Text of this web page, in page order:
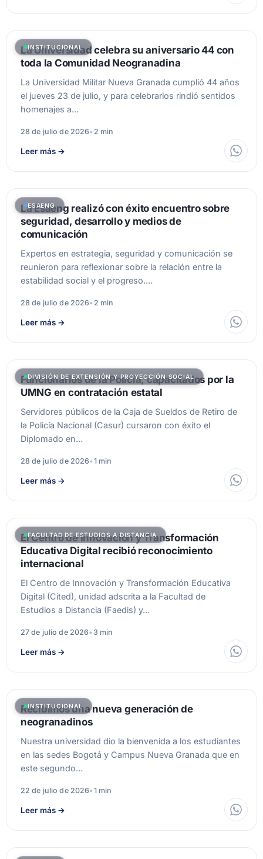
INSTITUCIONAL
La Universidad celebra su aniversario 44 con
toda la Comunidad Neogranadina
La Universidad Militar Nueva Granada cumplió 44 años
el jueves 23 de julio, y para celebrarlos rindió sentidos
homenajes a…
28 de julio de 2026• 2 min
Leer más →
ESAENG
La Esaeng realizó con éxito encuentro sobre
seguridad, desarrollo y medios de
comunicación
Expertos en estrategia, seguridad y comunicación se
reunieron para reflexionar sobre la relación entre la
estabilidad social y el progreso.…
28 de julio de 2026• 2 min
Leer más →
DIVISIÓN DE EXTENSIÓN Y PROYECCIÓN SOCIAL
Funcionarios de la Policía, capacitados por la
UMNG en contratación estatal
Servidores públicos de la Caja de Sueldos de Retiro de
la Policía Nacional (Casur) cursaron con éxito el
Diplomado en…
28 de julio de 2026• 1 min
Leer más →
FACULTAD DE ESTUDIOS A DISTANCIA
El Centro de Innovación y Transformación
Educativa Digital recibió reconocimiento
internacional
El Centro de Innovación y Transformación Educativa
Digital (Cited), unidad adscrita a la Facultad de
Estudios a Distancia (Faedis) y…
27 de julio de 2026• 3 min
Leer más →
INSTITUCIONAL
Recibimos una nueva generación de
neogranadinos
Nuestra universidad dio la bienvenida a los estudiantes
en las sedes Bogotá y Campus Nueva Granada que en
este segundo…
22 de julio de 2026• 1 min
Leer más →